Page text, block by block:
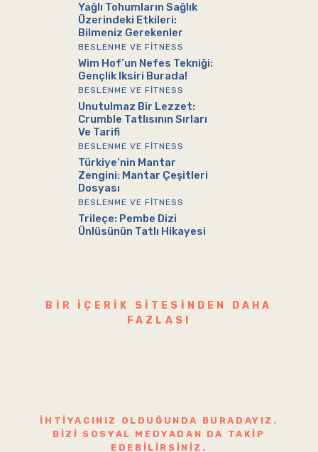
Yağlı Tohumların Sağlık
Üzerindeki Etkileri:
Bilmeniz Gerekenler
BESLENME VE FITNESS
Wim Hof’un Nefes Tekniği:
Gençlik Iksiri Burada!
BESLENME VE FITNESS
Unutulmaz Bir Lezzet:
Crumble Tatlısının Sırları
Ve Tarifi
BESLENME VE FITNESS
Türkiye’nin Mantar
Zengini: Mantar Çeşitleri
Dosyası
BESLENME VE FITNESS
Trileçe: Pembe Dizi
Ünlüsünün Tatlı Hikayesi
BIR IÇERIK SITESINDEN DAHA
FAZLASI
İHTIYACINIZ OLDUĞUNDA BURADAYIZ.
BIZI SOSYAL MEDYADAN DA TAKIP
EDEBILIRSINIZ.